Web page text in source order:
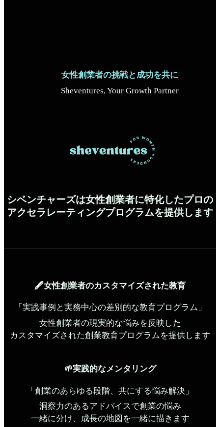
女性創業者の挑戦と成功を共に
Sheventures, Your Growth Partner
シベンチャーズは女性創業者に特化したプロの
アクセラレーティングプログラムを提供します
🖋️女性創業者のカスタマイズされた教育
「実践事例と実務中心の差別的な教育プログラム」
女性創業者の現実的な悩みを反映した
カスタマイズされた創業教育プログラムを提供します
🌱実践的なメンタリング
「創業のあらゆる段階、共にする悩み解決」
洞察力のあるアドバイスで創業の悩み
一緒に分け、成長の地図を一緒に描きます